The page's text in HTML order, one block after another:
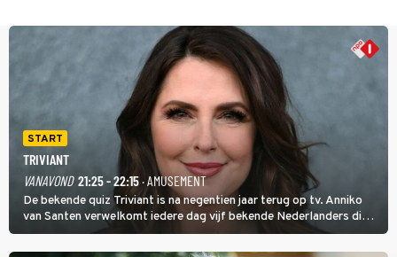
START
TRIVIANT
VANAVOND 21:25 - 22:15· AMUSEMENT
De bekende quiz Triviant is na negentien jaar terug op tv. Anniko
van Santen verwelkomt iedere dag vijf bekende Nederlanders die
vragen beantwoorden in verschillende categorieën. De beste
speler gaat direct door naar de finaleweek.